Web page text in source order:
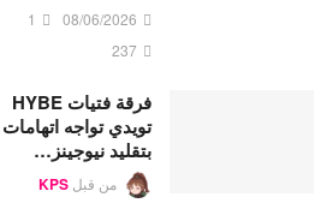
08/06/2026
1
237
فرقة فتيات HYBE
تويدي تواجه اتهامات
بتقليد نيوجينز…
من قبل KPS